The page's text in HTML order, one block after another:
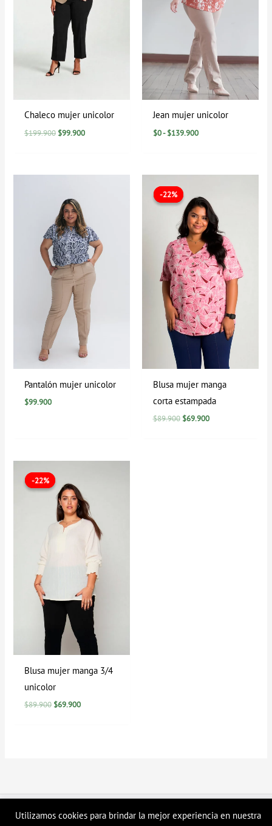
Utilizamos cookies para brindar la mejor experiencia en nuestra
Chaleco mujer unicolor
$199.900 $99.900
Jean mujer unicolor
$0- $139.900
Pantalón mujer unicolor
$99.900
-22%
-22%
Blusa mujer manga
corta estampada
$89.900
precio
original
era:
$89.900.
$69.900
actual
es:
$69.900.
-22%
-22%
Blusa mujer manga 3/4
unicolor
$89.900
precio
original
era:
$89.900.
$69.900
es:
$69.900.
Copyright © 2026 Tienda en linea LyH